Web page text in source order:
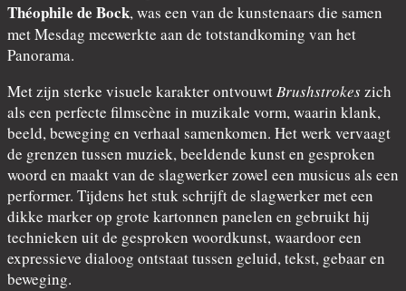
Théophile de Bock, was een van de kunstenaars die samen
met Mesdag meewerkte aan de totstandkoming van het
Panorama.
Met zijn sterke visuele karakter ontvouwtBrushstrokeszich
als een perfecte filmscène in muzikale vorm, waarin klank,
beeld, beweging en verhaal samenkomen. Het werk vervaagt
de grenzen tussen muziek, beeldende kunst en gesproken
woord en maakt van de slagwerker zowel een musicus als een
performer. Tijdens het stuk schrijft de slagwerker met een
dikke marker op grote kartonnen panelen en gebruikt hij
technieken uit de gesproken woordkunst, waardoor een
expressieve dialoog ontstaat tussen geluid, tekst, gebaar en
beweging.